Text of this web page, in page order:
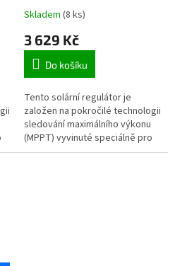
bluetooth/WiFi regulátor
dobíjení akumulátoru ze
solárních panelů, max.
20A, 12/24V, pro aplikaci
TuyaSmart
Skladem (8 ks)
3 629 Kč
Do košíku
Tento solární regulátor je
založen na pokročilé technologii
sledování maximálního výkonu
(MPPT) vyvinuté speciálně pro
solární systémy, přičemž